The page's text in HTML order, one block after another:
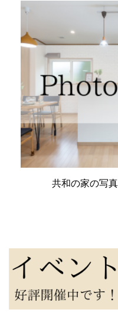
共和の家の写